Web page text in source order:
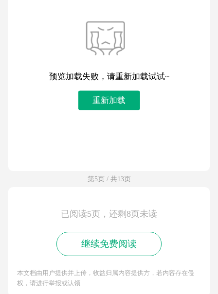
预览加载失败，请重新加载试试~
重新加载
第5页 / 共13页
已阅读5页，还剩8页未读
继续免费阅读
本文档由用户提供并上传，收益归属内容提供方，若内容存在侵
权，请进行举报或认领